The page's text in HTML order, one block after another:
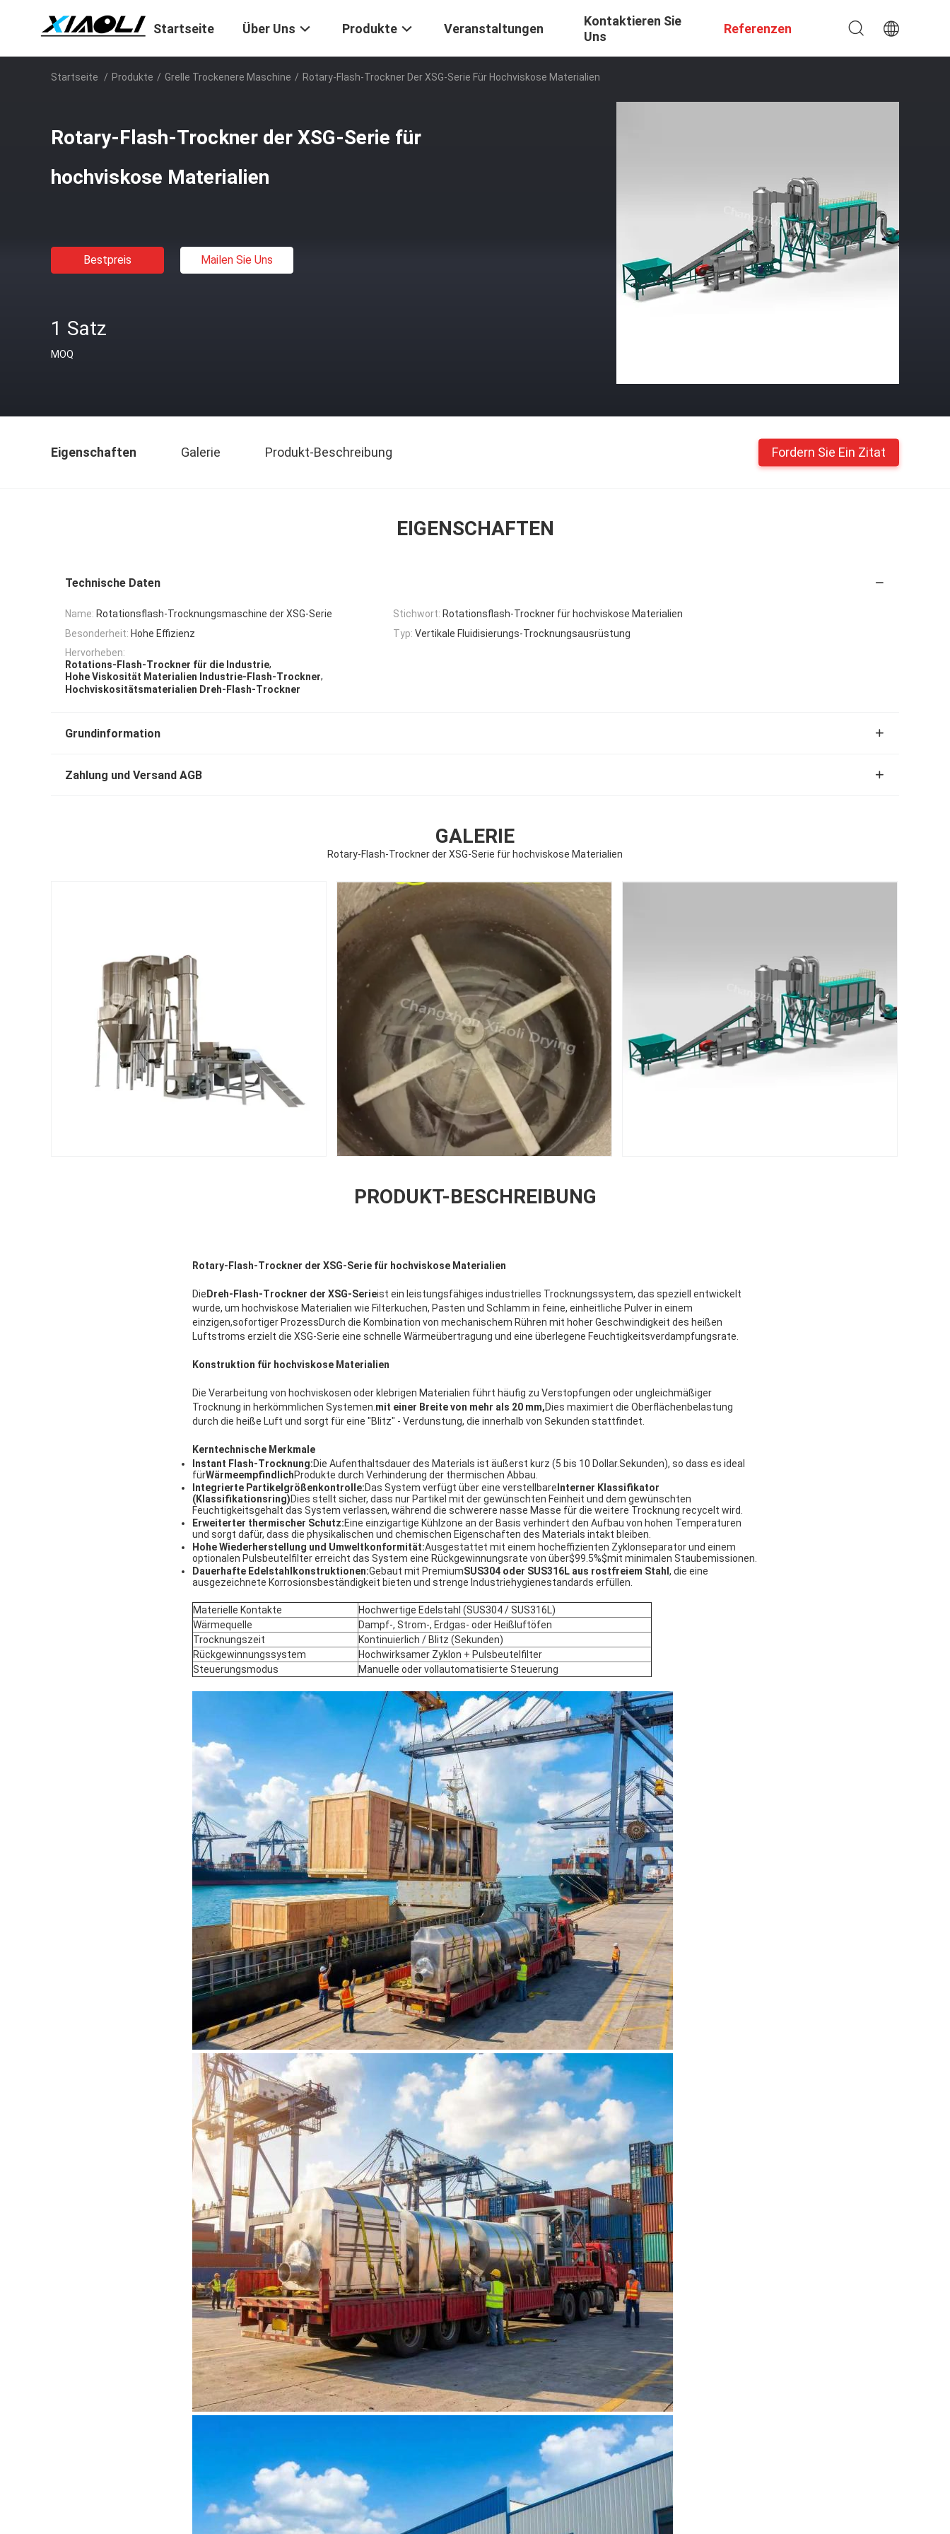
Startseite Über Uns Produkte Veranstaltungen
Kontaktieren Sie
Uns
Referenzen
Startseite / Produkte / Grelle Trockenere Maschine / Rotary-Flash-Trockner Der XSG-Serie Für Hochviskose Materialien
Rotary-Flash-Trockner der XSG-Serie für
hochviskose Materialien
Bestpreis Mailen Sie Uns
1 Satz
MOQ
Eigenschaften Galerie Produkt-Beschreibung Fordern Sie Ein Zitat
EIGENSCHAFTEN
Technische Daten
Name: Rotationsflash-Trocknungsmaschine der XSG-Serie Stichwort: Rotationsflash-Trockner für hochviskose Materialien
Besonderheit: Hohe Effizienz Typ: Vertikale Fluidisierungs-Trocknungsausrüstung
Hervorheben:
Rotations-Flash-Trockner für die Industrie,
Hohe Viskosität Materialien Industrie-Flash-Trockner,
Hochviskositätsmaterialien Dreh-Flash-Trockner
Grundinformation
Zahlung und Versand AGB
GALERIE
Rotary-Flash-Trockner der XSG-Serie für hochviskose Materialien
PRODUKT-BESCHREIBUNG
Rotary-Flash-Trockner der XSG-Serie für hochviskose Materialien
Die Dreh-Flash-Trockner der XSG-Serieist ein leistungsfähiges industrielles Trocknungssystem, das speziell entwickelt
wurde, um hochviskose Materialien wie Filterkuchen, Pasten und Schlamm in feine, einheitliche Pulver in einem
einzigen,sofortiger ProzessDurch die Kombination von mechanischem Rühren mit hoher Geschwindigkeit des heißen
Luftstroms erzielt die XSG-Serie eine schnelle Wärmeübertragung und eine überlegene Feuchtigkeitsverdampfungsrate.
Konstruktion für hochviskose Materialien
Die Verarbeitung von hochviskosen oder klebrigen Materialien führt häufig zu Verstopfungen oder ungleichmäßiger
Trocknung in herkömmlichen Systemen. mit einer Breite von mehr als 20 mm,Dies maximiert die Oberflächenbelastung
durch die heiße Luft und sorgt für eine "Blitz" - Verdunstung, die innerhalb von Sekunden stattfindet.
Kerntechnische Merkmale
Instant Flash-Trocknung:Die Aufenthaltsdauer des Materials ist äußerst kurz (5 bis 10 Dollar.Sekunden), so dass es ideal
fürWärmeempfindlichProdukte durch Verhinderung der thermischen Abbau.
Integrierte Partikelgrößenkontrolle:Das System verfügt über eine verstellbare Interner Klassifikator
(Klassifikationsring)Dies stellt sicher, dass nur Partikel mit der gewünschten Feinheit und dem gewünschten
Feuchtigkeitsgehalt das System verlassen, während die schwerere nasse Masse für die weitere Trocknung recycelt wird.
Erweiterter thermischer Schutz:Eine einzigartige Kühlzone an der Basis verhindert den Aufbau von hohen Temperaturen
und sorgt dafür, dass die physikalischen und chemischen Eigenschaften des Materials intakt bleiben.
Hohe Wiederherstellung und Umweltkonformität:Ausgestattet mit einem hocheffizienten Zyklonseparator und einem
optionalen Pulsbeutelfilter erreicht das System eine Rückgewinnungsrate von über$99.5%$mit minimalen Staubemissionen.
Dauerhafte Edelstahlkonstruktionen:Gebaut mit PremiumSUS304 oder SUS316L aus rostfreiem Stahl , die eine
ausgezeichnete Korrosionsbeständigkeit bieten und strenge Industriehygienestandards erfüllen.
Materielle Kontakte
Hochwertige Edelstahl (SUS304 / SUS316L)
Wärmequelle
Dampf-, Strom-, Erdgas- oder Heißluftöfen
Trocknungszeit
Kontinuierlich / Blitz (Sekunden)
Rückgewinnungssystem
Hochwirksamer Zyklon + Pulsbeutelfilter
Steuerungsmodus
Manuelle oder vollautomatisierte Steuerung